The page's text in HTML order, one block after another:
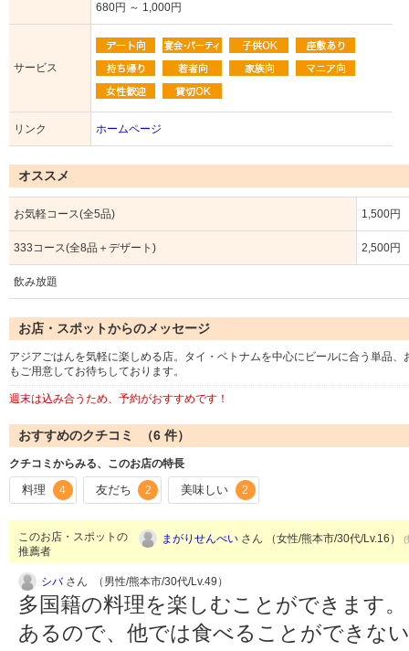
680円 ～ 1,000円
サービス
リンク ホームページ
オススメ
お気軽コース(全5品) 1,500円
333コース(全8品＋デザート) 2,500円
飲み放題
お店・スポットからのメッセージ
アジアごはんを気軽に楽しめる店。タイ・ベトナムを中心にビールに合う単品
もご用意してお待ちしております。
週末は込み合うため、予約がおすすめです！
おすすめのクチコミ （6 件）
クチコミからみる、このお店の特長
料理 4 友だち 2 美味しい 2
このお店・スポットの
推薦者
まがりせんべい さん （女性/熊本市/30代/Lv.16） (
シバさん （男性/熊本市/30代/Lv.49）
多国籍の料理を楽しむことができます
あるので、他では食べることができな